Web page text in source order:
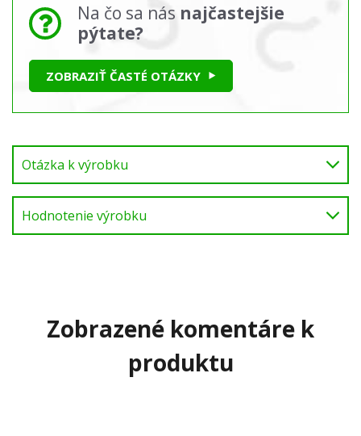
Na čo sa nás najčastejšie
pýtate?
ZOBRAZIŤ ČASTÉ OTÁZKY
Otázka k výrobku
Hodnotenie výrobku
Zobrazené komentáre k
produktu